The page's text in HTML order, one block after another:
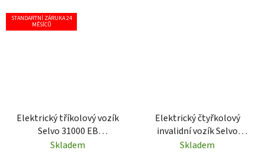
STANDARTNÍ ZÁRUKA 24
MĚSÍCŮ
Elektrický tříkolový vozík
Selvo 31000 EB
(elektromagnetická
Skladem
Elektrický čtyřkolový
invalidní vozík Selvo
41000
Skladem